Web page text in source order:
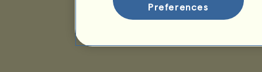
Preferences